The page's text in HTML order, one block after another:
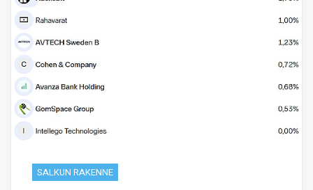
SALKUN RAKENNE